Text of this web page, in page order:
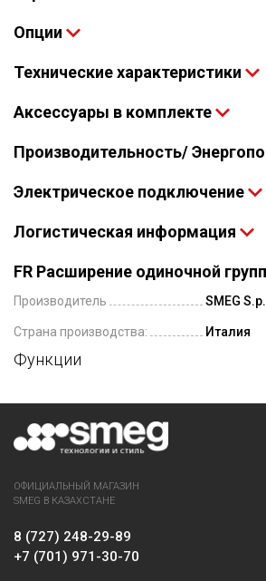
Опции
Технические характеристики
Аксессуары в комплекте
Производительность/
Электрическое подключение
Логистическая информация
FR Расширение одиночной
Производитель SMEG
Страна производства: Италия
Функции
ОФИЦИАЛЬНЫЙ МАГАЗИН
SMEG В КАЗАХСТАНЕ
8 (727) 248-29-89
+7 (701) 971-30-70